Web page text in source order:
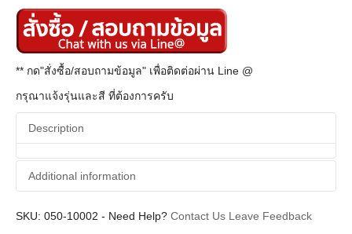
** กด"สั่งซื้อ/สอบถามข้อมูล" เพื่อติดต่อผ่าน Line @
กรุณาแจ้งรุ่นและสี ที่ต้องการครับ
Description
Additional information
Additional information
SKU: 050-10002 - Need Help? Contact Us Leave Feedback